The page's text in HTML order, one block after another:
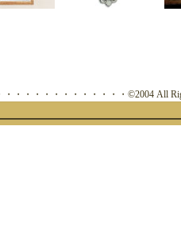
・・・・・・・・・・・・・©2004 All